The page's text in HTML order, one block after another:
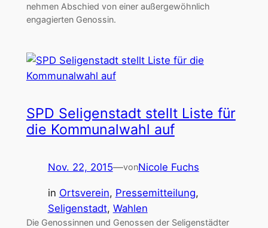
nehmen Abschied von einer außergewöhnlich
engagierten Genossin.
SPD Seligenstadt stellt Liste für
die Kommunalwahl auf
Nov. 22, 2015—vonNicole Fuchs
in Ortsverein, Pressemitteilung
Seligenstadt, Wahlen
Die Genossinnen und Genossen der Seligenstädter